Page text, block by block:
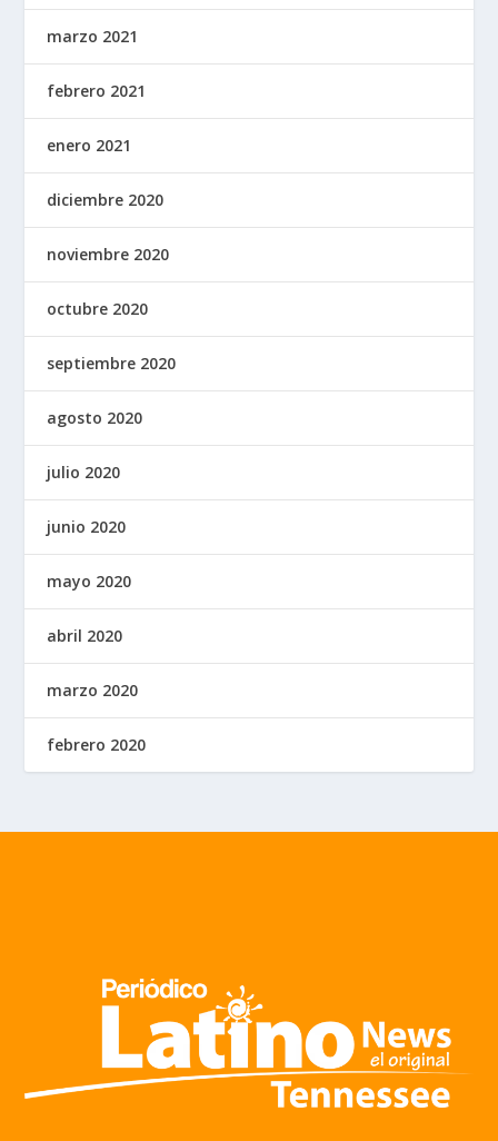
marzo 2021
febrero 2021
enero 2021
diciembre 2020
noviembre 2020
octubre 2020
septiembre 2020
agosto 2020
julio 2020
junio 2020
mayo 2020
abril 2020
marzo 2020
febrero 2020